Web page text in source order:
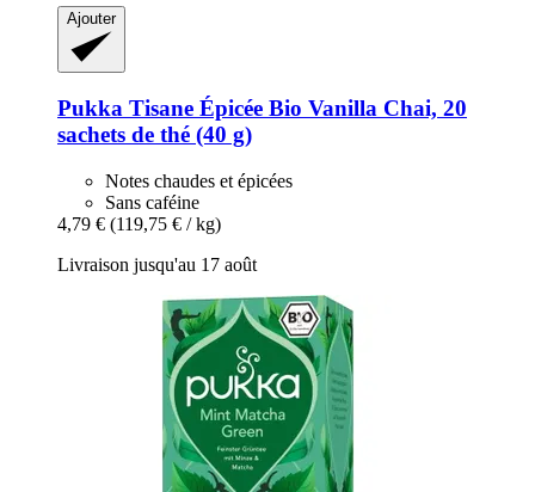
Ajouter
Pukka Tisane Épicée Bio Vanilla Chai, 20
sachets de thé (40 g)
Notes chaudes et épicées
Sans caféine
4,79 € (119,75 € / kg)
Livraison jusqu'au 17 août